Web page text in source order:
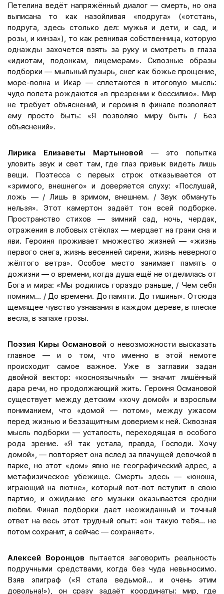
Петелина ведёт напряжённый диалог — смерть, но она
выписана то как назойливая «подруга» («отстань,
подруга, здесь столько дел: мужья и дети, и сад, и
розы, и кинза»), то как ревнивая собственница, которую
однажды захочется взять за руку и смотреть в глаза
«идиотам, подонкам, лицемерам». Сквозные образы
подборки — мыльный пузырь, снег как божье прощение,
море-волна и Икар — сплетаются в итоговую мысль:
чудо полёта рождаются «в презрении к бессилию». Мир
не требует объяснений, и героиня в финале позволяет
ему просто быть: «Я позволяю миру быть / Без
объяснений».
Лирика Елизаветы Мартыновой — это попытка
уловить звук и свет там, где глаз привык видеть лишь
вещи. Поэтесса с первых строк отказывается от
«зримого, внешнего» и доверяется слуху: «Послушай,
ложь — / Лишь в зримом, внешнем. / Звук обмануть
нельзя». Этот камертон задаёт тон всей подборке.
Пространство стихов — зимний сад, ночь, чердак,
отражения в лобовых стёклах — мерцает на грани сна и
яви. Героиня проживает множество жизней — «жизнь
первого снега, жизнь весенней сирени, жизнь неверного
жёлтого ветра». Особое место занимает память о
дожизни — о времени, когда душа ещё не отделилась от
Бога и мира: «Мы родились гораздо раньше, / Чем себя
помним… / До времени. До памяти. До тишины». Отсюда
щемящее чувство узнавания в каждом дереве, в плеске
весла, в запахе грозы.
Поэзия Киры Османовой о невозможности высказать
главное — и о том, что именно в этой немоте
происходит самое важное. Уже в заглавии задан
двойной вектор: «косноязычный» — значит лишённый
дара речи, но продолжающий жить. Героиня Османовой
существует между детским «хочу домой» и взрослым
пониманием, что «домой — потом», между ужасом
перед жизнью и беззащитным доверием к ней. Сквозная
мысль подборки — усталость, переходящая в особого
рода зрение. «Я так устала, правда, Господи. Хочу
домой», — повторяет она вслед за плачущей девочкой в
парке, но этот «дом» явно не географический адрес, а
метафизическое убежище. Смерть здесь — «юноша,
играющий на лютне», который вот-вот вступит в свою
партию, и ожидание его музыки оказывается сродни
любви. Финал подборки даёт неожиданный и точный
ответ на весь этот трудный опыт: «он такую тебя… не
потом сохранит, а сейчас — сохраняет».
Алексей Воронцов пытается заговорить реальность
подручными средствами, когда без чуда невыносимо.
Взяв эпиграф («Я стала ведьмой… и очень этим
довольна!»), он сразу задаёт координаты: мир, где